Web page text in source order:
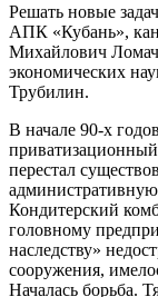
Решать новые
АПК «Кубань»,
Михайлович Ломач
экономических
Трубилин.
В начале 90-х
перестал
Кондитерский
головному
наследству»
сооружения,
Началась борьба.